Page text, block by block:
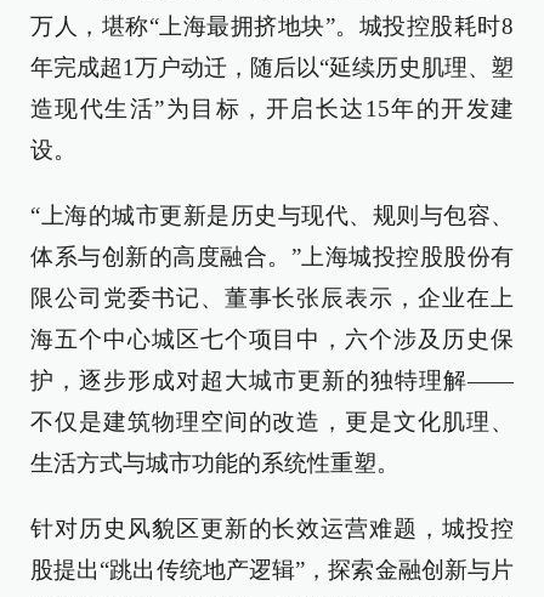
万人，堪称“上海最拥挤地块”。城投控股耗时8
年完成超1万户动迁，随后以“延续历史肌理、塑
造现代生活”为目标，开启长达15年的开发建
设。
“上海的城市更新是历史与现代、规则与包容、
体系与创新的高度融合。”上海城投控股股份有
限公司党委书记、董事长张辰表示，企业在上
海五个中心城区七个项目中，六个涉及历史保
护，逐步形成对超大城市更新的独特理解——
不仅是建筑物理空间的改造，更是文化肌理、
生活方式与城市功能的系统性重塑。
针对历史风貌区更新的长效运营难题，城投控
股提出“跳出传统地产逻辑”，探索金融创新与片